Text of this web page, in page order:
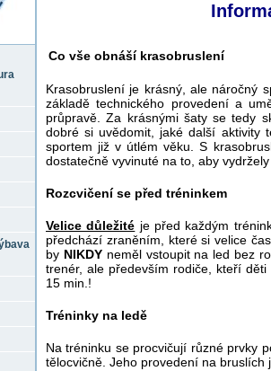
Co vše obnáší krasobruslení
Krasobruslení je krásný, ale náročný
základě technického provedení a
průpravě. Za krásnými šaty se tedy
dobré si uvědomit, jaké další aktivity
sportem již v útlém věku. S
dostatečně vyvinuté na to, aby
Rozcvičení se před tréninkem
Velice důležité je před každým
předchází zraněním, které si velice
by NIKDY neměl vstoupit na led bez
trenér, ale především rodiče, kteří
15 min.!
Tréninky na ledě
Na tréninku se procvičují různé prvky
tělocvičně. Jeho provedení na bruslích